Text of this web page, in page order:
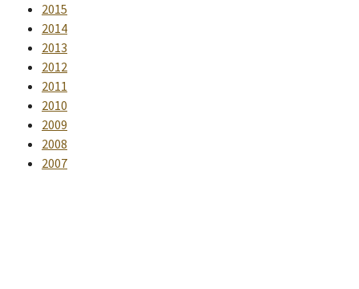
2015
2014
2013
2012
2011
2010
2009
2008
2007